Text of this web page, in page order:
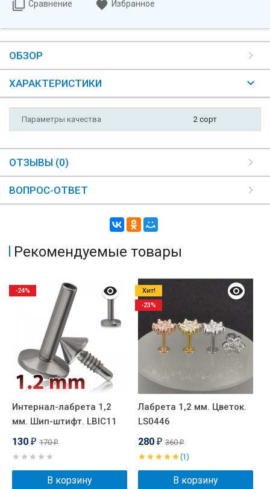
Сравнение Избранное
ОБЗОР
ХАРАКТЕРИСТИКИ
Параметры качества 2 сорт
ОТЗЫВЫ (0)
ВОПРОС-ОТВЕТ
Рекомендуемые товары
Интернал-лабрета 1,2
мм. Шип-штифт. LBIC11
130 ₽ 170₽
В корзину
-24%
Лабрета 1,2 мм. Цветок.
LS0446
280 ₽ 360₽
(1)
В корзину
Хит!
-23%